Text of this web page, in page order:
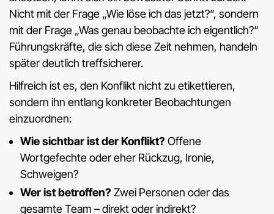
Nicht mit der Frage „Wie löse ich das jetzt?“, sondern
mit der Frage „Was genau beobachte ich eigentlich?“
Führungskräfte, die sich diese Zeit nehmen, handeln
später deutlich treffsicherer.
Hilfreich ist es, den Konflikt nicht zu etikettieren,
sondern ihn entlang konkreter Beobachtungen
einzuordnen:
Wie sichtbar ist der Konflikt? Offene
Wortgefechte oder eher Rückzug, Ironie,
Schweigen?
Wer ist betroffen? Zwei Personen oder das
gesamte Team – direkt oder indirekt?